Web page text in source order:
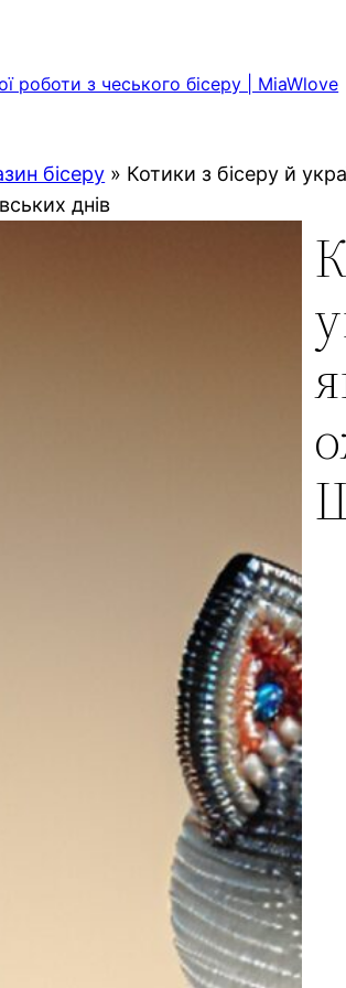
роботи з чеського бісеру | MiaWlove
бісеру » Котики з бісеру й
днів